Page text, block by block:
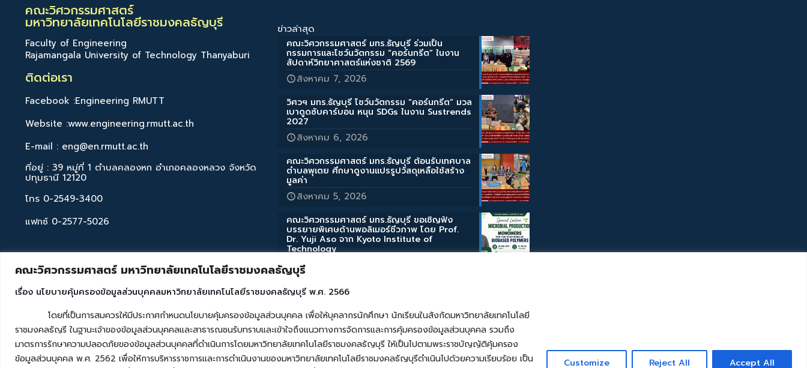
คณะวิศวกรรมศาสตร์ มหาวิทยาลัยเทคโนโลยีราชมงคลธัญบุรี
เรื่อง นโยบายคุ้มครองข้อมูลส่วนบุคคลมหาวิทยาลัยเทคโนโลยีราชมงคลธัญบุรี พ.ศ. 2566
โดยที่เป็นการสมควรให้มีประกาศกำหนดนโยบายคุ้มครองข้อมูลส่วนบุคคล เพื่อให้บุคลากรนักศึกษา นักเรียนในสังกัดมหาวิทยาลัยเทคโนโลยี
ราชมงคลธัญรี ในฐานะเจ้าของข้อมูลส่วนบุคคลและสาธารณชนรับทราบและเข้าใจถึงแนวทางการจัดการและการคุ้มครองข้อมูลส่วนบุคคล รวมถึง
มาตรการรักษาความปลอดภัยของข้อมูลส่วนบุคคลที่ดำเนินการโดยมหาวิทยาลัยเทคโนโลยีราชมงคลธัญบุรี ให้เป็นไปตามพระราชบัญญัติคุ้มครอง
ข้อมูลส่วนบุคคล พ.ศ. 2562 เพื่อให้การบริหารราชการและการดำเนินงานของมหาวิทยาลัยเทคโนโลยีราชมงคลธัญบุรีดำเนินไปด้วยความเรียบร้อย เป็น
Customize Reject All Accept All
คณะวิศวกรรมศาสตร์
มหาวิทยาลัยเทคโนโลยีราชมงคลธัญบุรี
Faculty of Engineering
Rajamangala University of Technology Thanyaburi
ติดต่อเรา
Facebook :Engineering RMUTT
Website :www.engineering.rmutt.ac.th
E-mail : eng@en.rmutt.ac.th
ที่อยู่ : 39 หมู่ที่ 1 ตำบลคลองหก อำเภอคลองหลวง จังหวัด
ปทุมธานี 12120
โทร 0-2549-3400
แฟกซ์ 0-2577-5026
ข่าวล่าสุด
คณะวิศวกรรมศาสตร์ มทร.ธัญบุรี ร่วมเป็น
กรรมการและโชว์นวัตกรรม “คอร์นกรีต” ในงาน
สัปดาห์วิทยาศาสตร์แห่งชาติ 2569
สิงหาคม 7, 2026
วิศวฯ มทร.ธัญบุรี โชว์นวัตกรรม “คอร์นกรีต” มวล
เบาดูดซับคาร์บอน หนุน SDGs ในงาน Sustrends
2027
สิงหาคม 6, 2026
คณะวิศวกรรมศาสตร์ มทร.ธัญบุรี ต้อนรับเทศบาล
ตำบลพุเตย ศึกษาดูงานแปรรูปวัสดุเหลือใช้สร้าง
มูลค่า
สิงหาคม 5, 2026
คณะวิศวกรรมศาสตร์ มทร.ธัญบุรี ขอเชิญฟัง
บรรยายพิเศษด้านพอลิเมอร์ชีวภาพ โดย Prof.
Dr. Yuji Aso จาก Kyoto Institute of
Technology
สิงหาคม 3, 2026
คณะวิศวกรรมศาสตร์ มทร.ธัญบุรี ขอเชิญฟัง
บรรยายพิเศษด้านสิ่งแวดล้อมและการเกษตร โดย
Assoc. Prof. Takahashi Katsuyuki จาก Iwate
University
สิงหาคม 3, 2026